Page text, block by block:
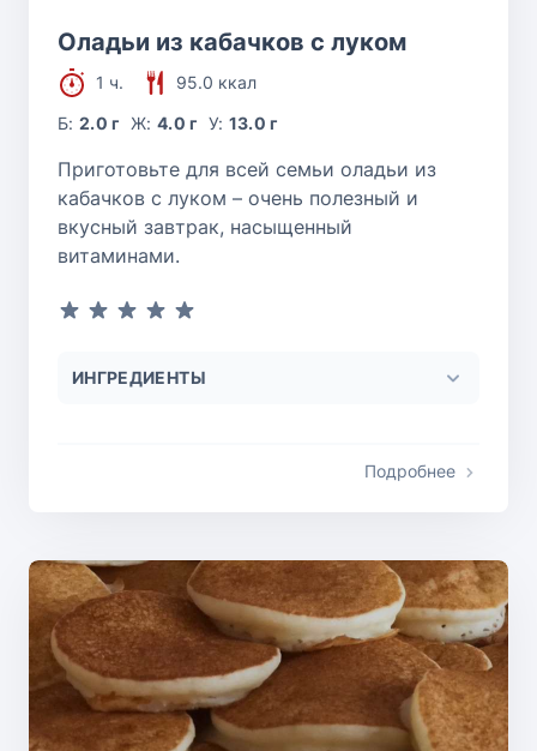
Оладьи из кабачков с луком
1 ч.
95.0 ккал
Б:2.0 г Ж: 4.0 г У: 13.0 г
Приготовьте для всей семьи оладьи из
кабачков с луком – очень полезный и
вкусный завтрак, насыщенный
витаминами.
ИНГРЕДИЕНТЫ
Подробнее